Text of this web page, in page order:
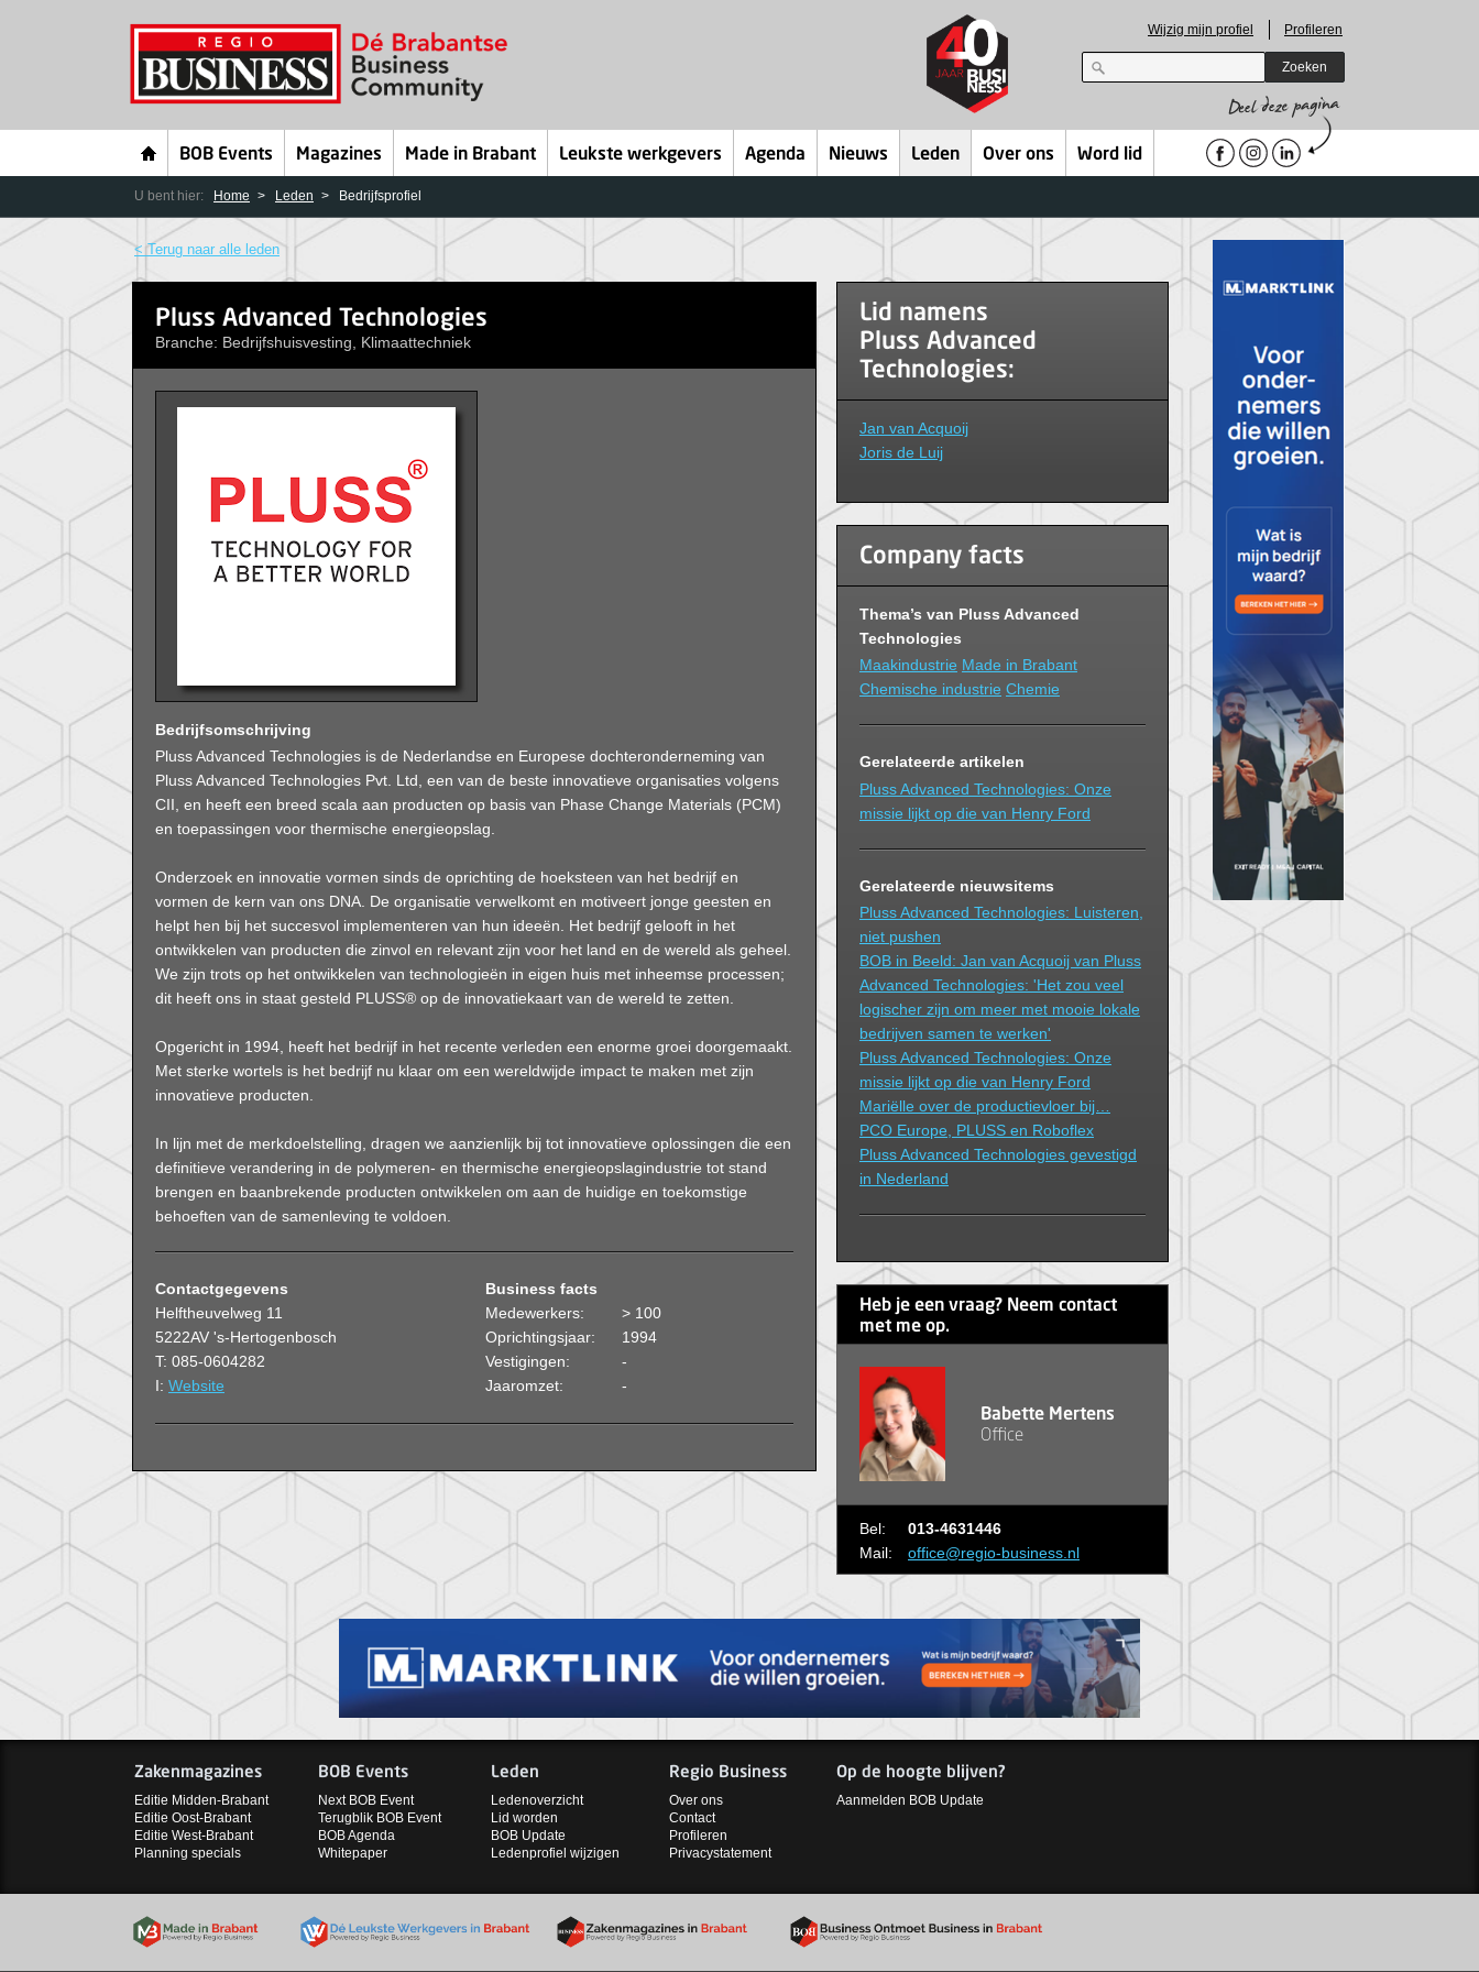
Wijzig mijn profiel Profileren
Zoeken
BOB Events Magazines Made in Brabant Leukste werkgevers Agenda Nieuws Leden Over ons Word lid
U bent hier: Home Leden Bedrijfsprofiel
< Terug naar alle leden
Pluss Advanced Technologies
Branche: Bedrijfshuisvesting, Klimaattechniek
Bedrijfsomschrijving
Pluss Advanced Technologies is de Nederlandse en Europese dochteronderneming van
Pluss Advanced Technologies Pvt. Ltd, een van de beste innovatieve organisaties volgens
CII, en heeft een breed scala aan producten op basis van Phase Change Materials (PCM)
en toepassingen voor thermische energieopslag.
Onderzoek en innovatie vormen sinds de oprichting de hoeksteen van het bedrijf en
vormen de kern van ons DNA. De organisatie verwelkomt en motiveert jonge geesten en
helpt hen bij het succesvol implementeren van hun ideeën. Het bedrijf gelooft in het
ontwikkelen van producten die zinvol en relevant zijn voor het land en de wereld als geheel.
We zijn trots op het ontwikkelen van technologieën in eigen huis met inheemse processen;
dit heeft ons in staat gesteld PLUSS® op de innovatiekaart van de wereld te zetten.
Opgericht in 1994, heeft het bedrijf in het recente verleden een enorme groei doorgemaakt.
Met sterke wortels is het bedrijf nu klaar om een ​​wereldwijde impact te maken met zijn
innovatieve producten.
In lijn met de merkdoelstelling, dragen we aanzienlijk bij tot innovatieve oplossingen die een
definitieve verandering in de polymeren- en thermische energieopslagindustrie tot stand
brengen en baanbrekende producten ontwikkelen om aan de huidige en toekomstige
behoeften van de samenleving te voldoen.
Contactgegevens
Helftheuvelweg 11
5222AV 's-Hertogenbosch
T: 085-0604282
I: Website
Business facts
Medewerkers:
> 100
Oprichtingsjaar:
1994
Vestigingen:
-
Jaaromzet:
-
Lid namens
Pluss Advanced
Technologies:
Jan van Acquoij
Joris de Luij
Company facts
Thema’s van Pluss Advanced
Technologies
Maakindustrie Made in Brabant
Chemische industrie Chemie
Gerelateerde artikelen
Pluss Advanced Technologies: Onze
missie lijkt op die van Henry Ford
Gerelateerde nieuwsitems
Pluss Advanced Technologies: Luisteren,
niet pushen
BOB in Beeld: Jan van Acquoij van Pluss
Advanced Technologies: 'Het zou veel
logischer zijn om meer met mooie lokale
bedrijven samen te werken'
Pluss Advanced Technologies: Onze
missie lijkt op die van Henry Ford
Mariëlle over de productievloer bij…
PCO Europe, PLUSS en Roboflex
Pluss Advanced Technologies gevestigd
in Nederland
Heb je een vraag? Neem contact
met me op.
Babette Mertens
Office
Bel:
013-4631446
Mail:
office@regio-business.nl
Zakenmagazines
Editie Midden-Brabant
Editie Oost-Brabant
Editie West-Brabant
Planning specials
BOB Events
Next BOB Event
Terugblik BOB Event
BOB Agenda
Whitepaper
Leden
Ledenoverzicht
Lid worden
BOB Update
Ledenprofiel wijzigen
Regio Business
Over ons
Contact
Profileren
Privacystatement
Op de hoogte blijven?
Aanmelden BOB Update